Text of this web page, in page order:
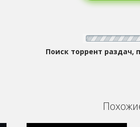
Поиск торрент раздач,